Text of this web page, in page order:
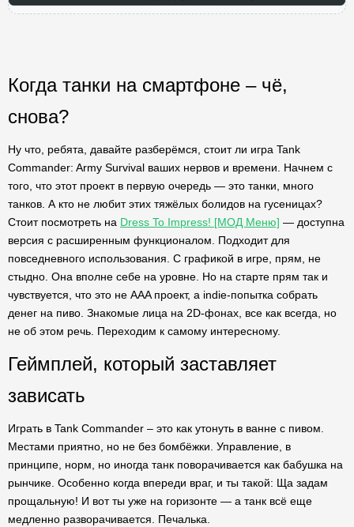
Когда танки на смартфоне – чё,
снова?
Ну что, ребята, давайте разберёмся, стоит ли игра Tank
Commander: Army Survival ваших нервов и времени. Начнем с
того, что этот проект в первую очередь — это танки, много
танков. А кто не любит этих тяжёлых болидов на гусеницах?
Стоит посмотреть на Dress To Impress! [МОД Меню] — доступна
версия с расширенным функционалом. Подходит для
повседневного использования. С графикой в игре, прям, не
стыдно. Она вполне себе на уровне. Но на старте прям так и
чувствуется, что это не AAA проект, а indie-попытка собрать
денег на пиво. Знакомые лица на 2D-фонах, все как всегда, но
не об этом речь. Переходим к самому интересному.
Геймплей, который заставляет
зависать
Играть в Tank Commander – это как утонуть в ванне с пивом.
Местами приятно, но не без бомбёжки. Управление, в
принципе, норм, но иногда танк поворачивается как бабушка на
рынчике. Особенно когда впереди враг, и ты такой: Ща задам
прощальную! И вот ты уже на горизонте — а танк всё еще
медленно разворачивается. Печалька.